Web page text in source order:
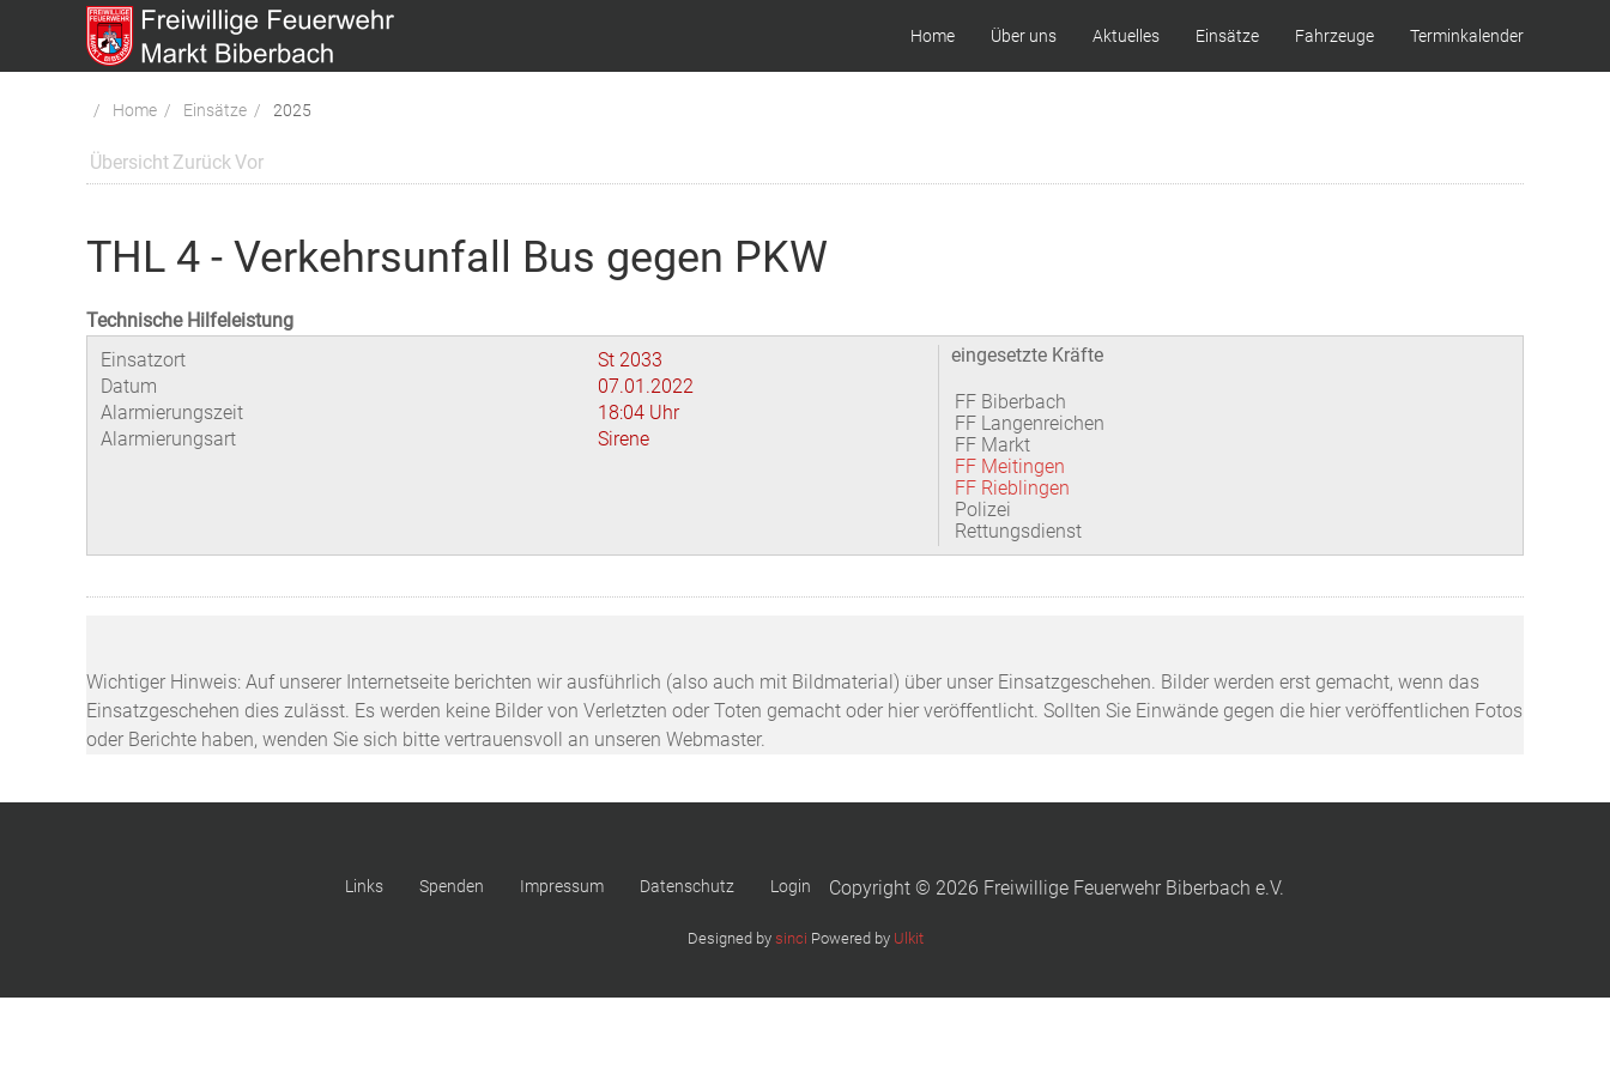
Home Über uns Aktuelles Einsätze Fahrzeuge Terminkalender
Home Einsätze 2025
Übersicht ZurückVor
THL 4 - Verkehrsunfall Bus gegen PKW
Technische Hilfeleistung
Einsatzort
St 2033
Datum
07.01.2022
Alarmierungszeit
18:04 Uhr
Alarmierungsart
Sirene
eingesetzte Kräfte
FF Biberbach
FF Langenreichen
FF Markt
FF Meitingen
FF Rieblingen
Polizei
Rettungsdienst
Wichtiger Hinweis: Auf unserer Internetseite berichten wir ausführlich (also auch mit Bildmaterial) über unser Einsatzgeschehen. Bilder werden erst gemacht, wenn das
Einsatzgeschehen dies zulässt. Es werden keine Bilder von Verletzten oder Toten gemacht oder hier veröffentlicht. Sollten Sie Einwände gegen die hier veröffentlichen Fotos
oder Berichte haben, wenden Sie sich bitte vertrauensvoll an unseren Webmaster.
Links Spenden Impressum Datenschutz Login Copyright © 2026 Freiwillige Feuerwehr Biberbach e.V.
Designed by sinci Powered by Ulkit